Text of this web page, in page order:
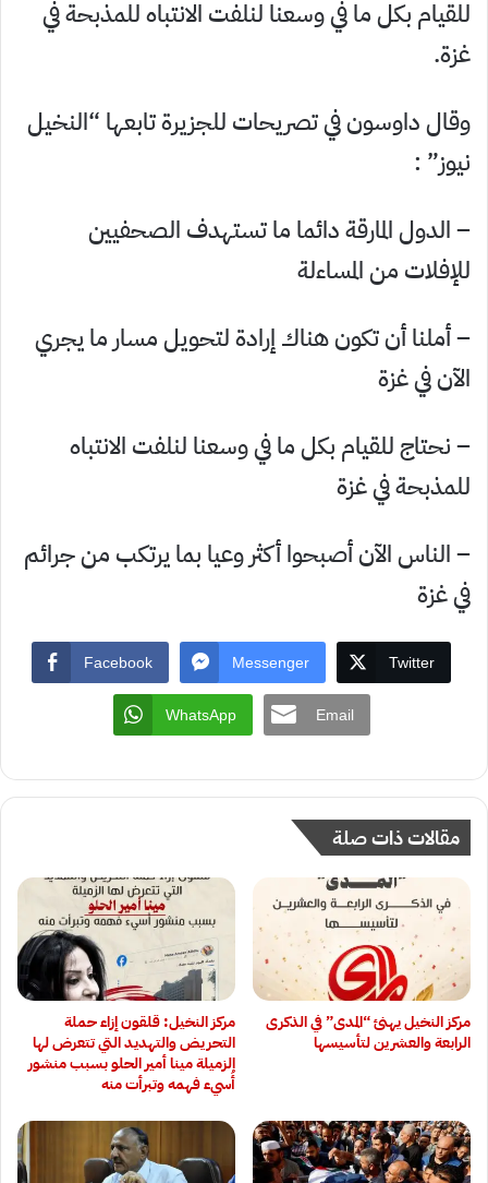
للقيام بكل ما في وسعنا لنلفت الانتباه للمذبحة في
غزة.
وقال داوسون في تصريحات للجزيرة تابعها “النخيل
نيوز” :
– الدول المارقة دائما ما تستهدف الصحفيين
للإفلات من المساءلة
– أملنا أن تكون هناك إرادة لتحويل مسار ما يجري
الآن في غزة
– نحتاج للقيام بكل ما في وسعنا لنلفت الانتباه
للمذبحة في غزة
– الناس الآن أصبحوا أكثر وعيا بما يرتكب من جرائم
في غزة
Facebook Messenger Twitter
WhatsApp Email
مقالات ذات صلة
مركز النخيل يهنئ “المدى” في الذكرى
الرابعة والعشرين لتأسيسها
مركز النخيل: قلقون إزاء حملة
التحريض والتهديد التي تتعرض لها
الزميلة مينا أمير الحلو بسبب منشور
أُسيء فهمه وتبرأت منه